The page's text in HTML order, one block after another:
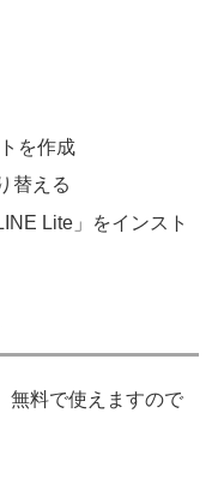
を作成
替える
Lite」をインスト
無料で使えますので